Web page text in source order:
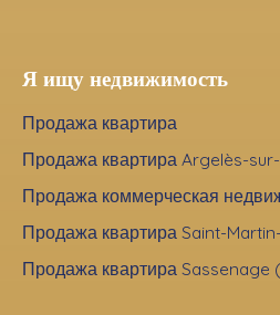
Я ищу недвижимость
Продажа квартира
Продажа квартира Argelès-
Продажа коммерческая
Продажа квартира Saint-
Продажа квартира Sassenage